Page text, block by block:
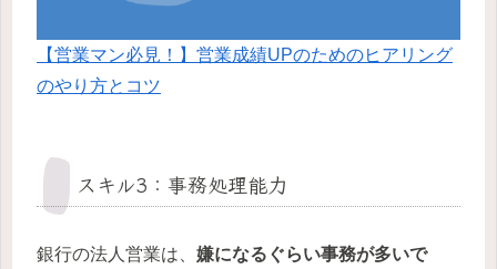
【営業マン必見！】営業成績UPのためのヒアリング
のやり方とコツ
スキル3：事務処理能力
銀行の法人営業は、 嫌になるぐらい事務が多いで